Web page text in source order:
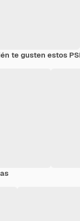
te gusten estos